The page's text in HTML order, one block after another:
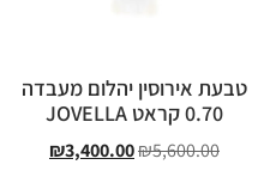
טבעת אירוסין יהלום מעבדה
0.70 קראט JOVELLA
₪5,600.00
₪3,400.00